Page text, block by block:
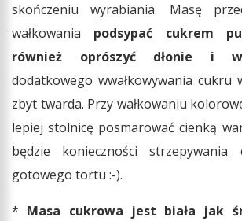
skończeniu wyrabiania. Masę
wałkowania podsypać cukrem
również oprószyć dłonie i
dodatkowego wwałkowywania cukru
zbyt twarda. Przy wałkowaniu
lepiej stolnicę posmarować cienką
będzie konieczności
gotowego tortu :-).
* Masa cukrowa jest biała jak